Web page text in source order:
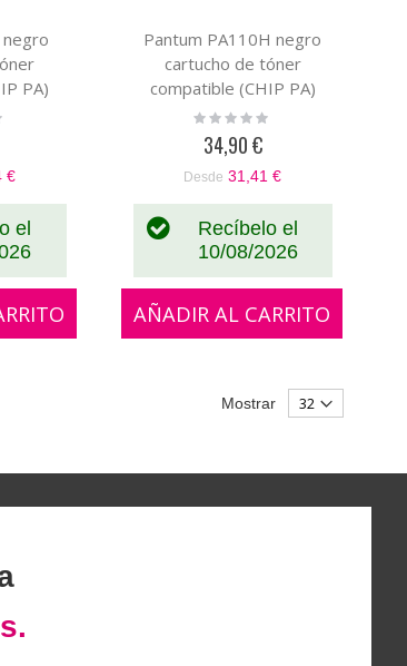
PA)
€
el
Pantum PA110H negro
cartucho de tóner
compatible (CHIP PA)
Rating:
34,90 €
Desde 31,41 €
Recíbelo el
10/08/2026
AÑADIR AL CARRITO
Mostrar